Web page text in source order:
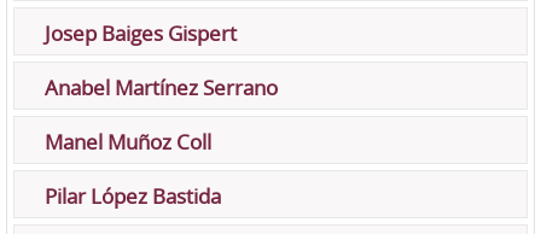
Josep Baiges Gispert
Anabel Martínez Serrano
Manel Muñoz Coll
Pilar López Bastida